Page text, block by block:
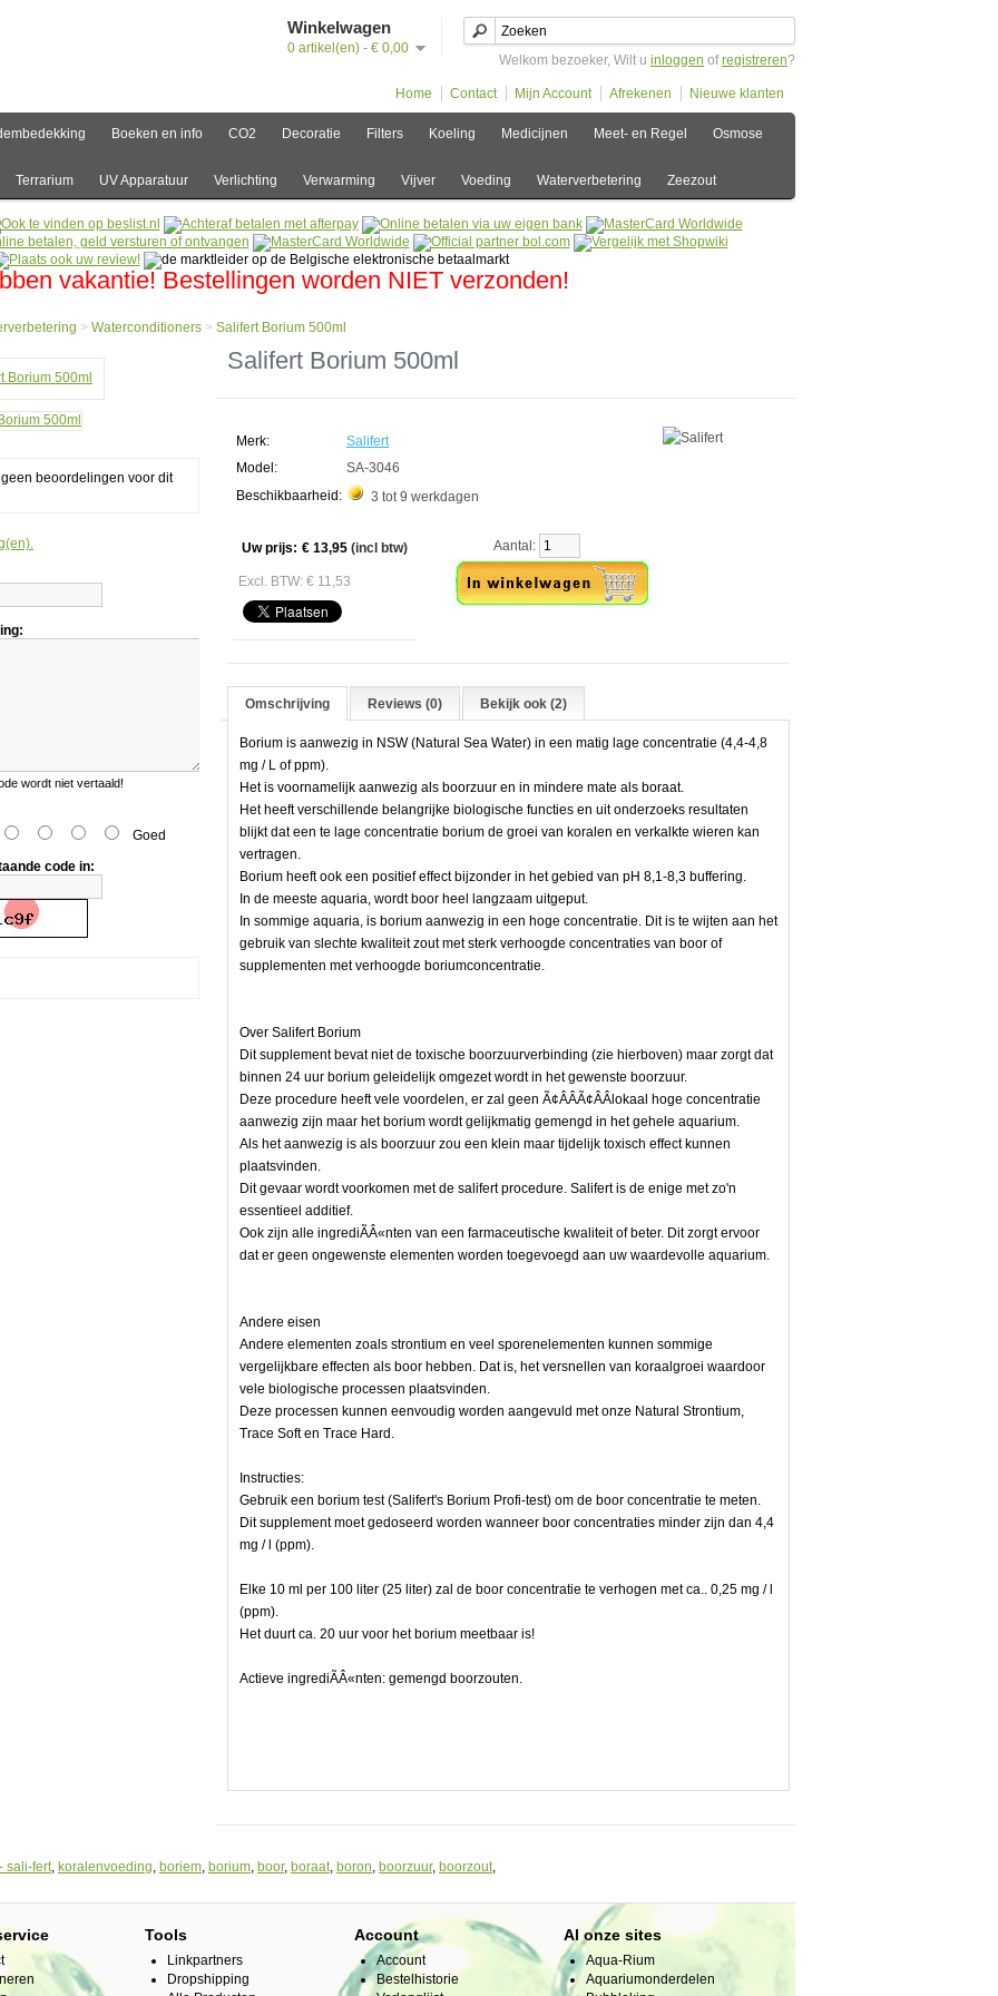
Winkelwagen
0 artikel(en) - € 0,00
Welkom bezoeker, Wilt u inloggen ofregistreren?
Home Contact Mijn Account Afrekenen Nieuwe klanten
Boeken en info CO2 Decoratie Filters Koeling Medicijnen Meet- en Regel Osmose
Terrarium UV Apparatuur Verlichting Verwarming Vijver Voeding Waterverbetering Zeezout
vakantie! Bestellingen worden NIET verzonden!
> Waterconditioners > Salifert Borium 500ml
beoordelingen voor dit
wordt niet vertaald!
Goed
code in:
Salifert Borium 500ml
Merk:
Salifert
Model:
SA-3046
Beschikbaarheid:
3 tot 9 werkdagen
Uw prijs: € 13,95 (incl btw)
Excl. BTW: € 11,53
Aantal:
Omschrijving Reviews (0) Bekijk ook (2)
Borium is aanwezig in NSW (Natural Sea Water) in een matig lage concentratie (4,4-4,8
mg / L of ppm).
Het is voornamelijk aanwezig als boorzuur en in mindere mate als boraat.
Het heeft verschillende belangrijke biologische functies en uit onderzoeks resultaten
blijkt dat een te lage concentratie borium de groei van koralen en verkalkte wieren kan
vertragen.
Borium heeft ook een positief effect bijzonder in het gebied van pH 8,1-8,3 buffering.
In de meeste aquaria, wordt boor heel langzaam uitgeput.
In sommige aquaria, is borium aanwezig in een hoge concentratie. Dit is te wijten aan het
gebruik van slechte kwaliteit zout met sterk verhoogde concentraties van boor of
supplementen met verhoogde boriumconcentratie.
Over Salifert Borium
Dit supplement bevat niet de toxische boorzuurverbinding (zie hierboven) maar zorgt dat
binnen 24 uur borium geleidelijk omgezet wordt in het gewenste boorzuur.
Deze procedure heeft vele voordelen, er zal geen Ã¢ÂÂÃ¢ÂÂlokaal hoge concentratie
aanwezig zijn maar het borium wordt gelijkmatig gemengd in het gehele aquarium.
Als het aanwezig is als boorzuur zou een klein maar tijdelijk toxisch effect kunnen
plaatsvinden.
Dit gevaar wordt voorkomen met de salifert procedure. Salifert is de enige met zo'n
essentieel additief.
Ook zijn alle ingrediÃÂ«nten van een farmaceutische kwaliteit of beter. Dit zorgt ervoor
dat er geen ongewenste elementen worden toegevoegd aan uw waardevolle aquarium.
Andere eisen
Andere elementen zoals strontium en veel sporenelementen kunnen sommige
vergelijkbare effecten als boor hebben. Dat is, het versnellen van koraalgroei waardoor
vele biologische processen plaatsvinden.
Deze processen kunnen eenvoudig worden aangevuld met onze Natural Strontium,
Trace Soft en Trace Hard.
Instructies:
Gebruik een borium test (Salifert's Borium Profi-test) om de boor concentratie te meten.
Dit supplement moet gedoseerd worden wanneer boor concentraties minder zijn dan 4,4
mg / l (ppm).
Elke 10 ml per 100 liter (25 liter) zal de boor concentratie te verhogen met ca.. 0,25 mg / l
(ppm).
Het duurt ca. 20 uur voor het borium meetbaar is!
Actieve ingrediÃÂ«nten: gemengd boorzouten.
sali-fert, koralenvoeding, boriem, borium, boor, boraat, boron, boorzuur, boorzout,
Tools
Linkpartners
Dropshipping
Account
Account
Bestelhistorie
Al onze sites
Aqua-Rium
Aquariumonderdelen